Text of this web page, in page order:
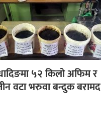
५२ किलो अफिम र
वटा भरुवा बन्दुक बरामद